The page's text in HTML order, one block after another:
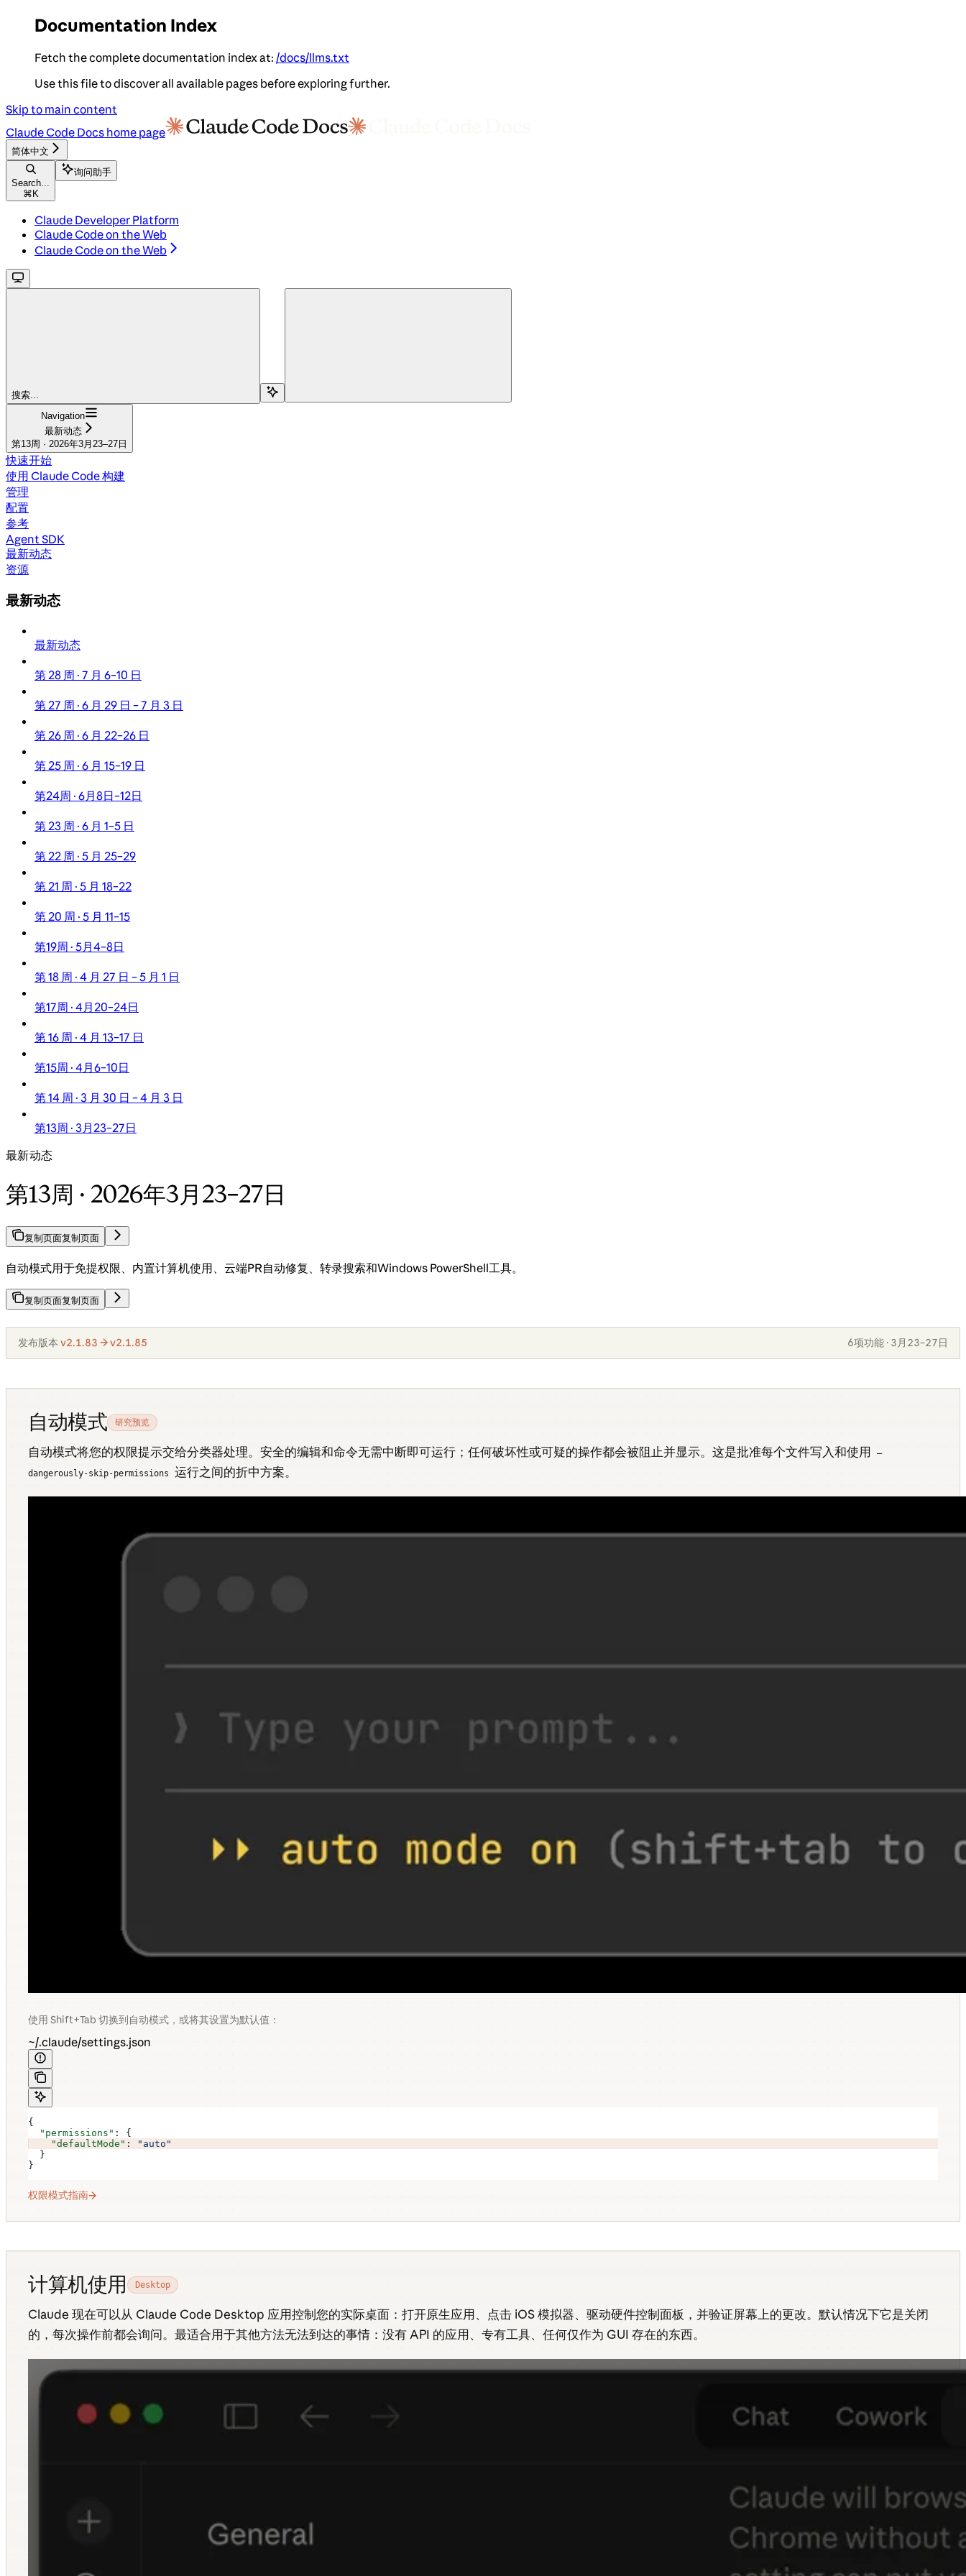
Documentation Index
Fetch the complete documentation index at: /docs/llms.txt
Use this file to discover all available pages before exploring further.
Skip to main content
Claude Code Docs home page
简体中文
Search...
⌘ K
询问助手
Claude Developer Platform
Claude Code on the Web
Claude Code on the Web
搜索...
Navigation
最新动态
第13周 · 2026年3月23–27日
快速开始
使用 Claude Code 构建
管理
配置
参考
Agent SDK
最新动态
资源
最新动态
最新动态
第 28 周 · 7 月 6–10 日
第 27 周 · 6 月 29 日 – 7 月 3 日
第 26 周 · 6 月 22–26 日
第 25 周 · 6 月 15–19 日
第24周 · 6月8日–12日
第 23 周 · 6 月 1–5 日
第 22 周 · 5 月 25–29
第 21 周 · 5 月 18–22
第 20 周 · 5 月 11–15
第19周 · 5月4–8日
第 18 周 · 4 月 27 日 – 5 月 1 日
第17周 · 4月20–24日
第 16 周 · 4 月 13–17 日
第15周 · 4月6–10日
第 14 周 · 3 月 30 日 – 4 月 3 日
第13周 · 3月23–27日
最新动态
第13周 · 2026年3月23–27日
复制页面复制页面
自动模式用于免提权限、内置计算机使用、云端PR自动修复、转录搜索和Windows PowerShell工具。
复制页面复制页面
发布版本 v2.1.83 → v2.1.85 6项功能 · 3月23–27日
自动模式 研究预览
自动模式将您的权限提示交给分类器处理。安全的编辑和命令无需中断即可运行；任何破坏性或可疑的操作都会被阻止并显示。这是批准每个文件写入和使用
—
dangerously-skip-permissions
运行之间的折中方案。
使用 Shift+Tab 切换到自动模式，或将其设置为默认值：
~/.claude/settings.json
{
  "permissions"
: {
    "defaultMode"
:
"auto"
  }
}
权限模式指南
计算机使用 Desktop
Claude 现在可以从 Claude Code Desktop 应用控制您的实际桌面：打开原生应用、点击 iOS 模拟器、驱动硬件控制面板，并验证屏幕上的更改。默认情况下它是关闭
的，每次操作前都会询问。最适合用于其他方法无法到达的事情：没有 API 的应用、专有工具、任何仅作为 GUI 存在的东西。